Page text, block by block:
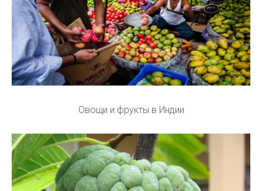
Овощи и фрукты в Индии